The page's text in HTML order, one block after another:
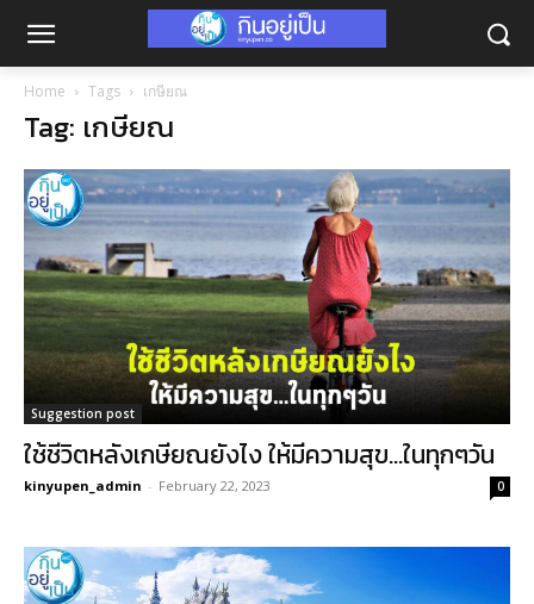
Home Tags เกษียณ
Tag: เกษียณ
Suggestion post
ใช้ชีวิตหลังเกษียณยังไง ให้มีความสุข…ในทุกๆวัน
kinyupen_admin - February 22, 2023 0